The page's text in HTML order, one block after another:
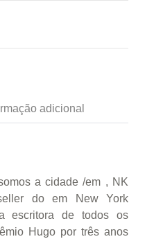
adicional
a cidade /em , NK
do em New York
escritora de todos os
Hugo por três anos